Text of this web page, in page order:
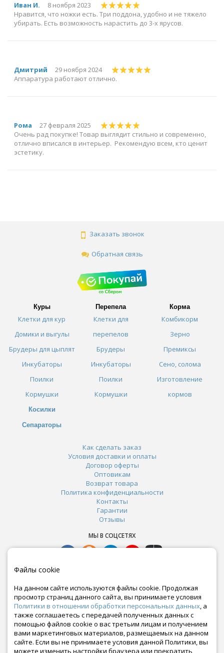
Иван И.
8 ноября 2023
Нравится, что ножки есть. Три поддона, удобно и не тяжело
убирать. Есть возможность нарастить до 3-х ярусов.
Дмитрий
29 ноября 2024
Аппаратура работают отлично.
Рома
27 февраля 2025
Очень рад покупке! Товар выглядит стильно и современно,
отлично вписался в интерьер. Рекомендую всем, кто ценит
эстетику.
Заказать звонок
Обратная связь
Куры
Клетки для кур
Домики и выгулы
Брудеры для цыплят
Инкубаторы
Поилки
Кормушки
Косилки
Сепараторы
Перепела
Клетки для
перепелов
Брудеры
Инкубаторы
Поилки
Кормушки
Корма
Комбикорм
Зерно
Премиксы
Сено, солома
Изготовление
кормов
Как сделать заказ
Условия доставки и оплаты
Договор оферты
Оптовикам
Возврат товара
Политика конфиденциальности
Контакты
Гарантии
Отзывы
МЫ В СОЦСЕТЯХ
Почта:
Файлы cookie
На данном сайте используются файлы cookie. Продолжая
просмотр страниц данного сайта, вы принимаете условия
Политики в отношении обработки персональных данных, а
также соглашаетесь с передачей полученных данных с
помощью файлов cookie о вас третьим лицам и получением
вами маркетинговых материалов, размещаемых на данном
сайте. Если вы не принимаете условия данной Политики, вы
можете изменить настройки браузера или прекратить